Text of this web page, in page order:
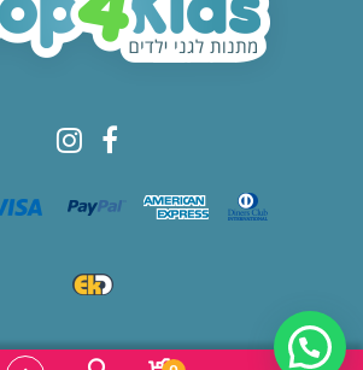
© All rights reserved to Shop4kids